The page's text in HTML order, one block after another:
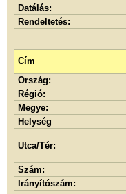
Datálás:
Rendeltetés:
Cím
Ország:
Régió:
Megye:
Helység
Utca/Tér:
Szám:
Irányítószám: